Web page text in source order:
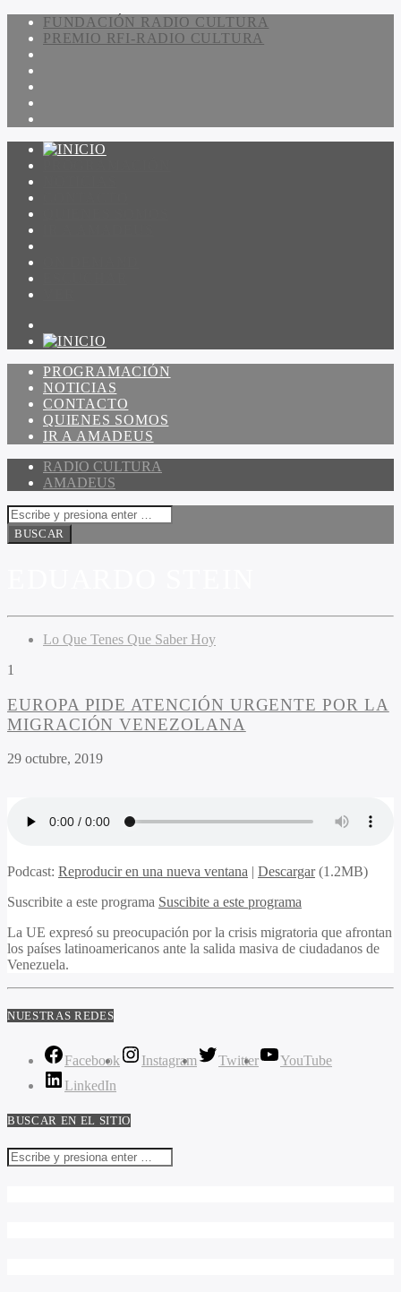
FUNDACIÓN RADIO CULTURA
PREMIO RFI-RADIO CULTURA
PROGRAMACIÓN
NOTICIAS
CONTACTO
QUIENES SOMOS
IR A AMADEUS
RADIO CULTURA
AMADEUS
Lo Que Tenes Que Saber Hoy
1
EUROPA PIDE ATENCIÓN URGENTE POR LA
MIGRACIÓN VENEZOLANA
29 octubre, 2019
Podcast: Reproducir en una nueva ventana | Descargar(1.2MB)
Suscribite a este programa Suscibite a este programa
La UE expresó su preocupación por la crisis migratoria que afrontan
los países latinoamericanos ante la salida masiva de ciudadanos de
Venezuela.
NUESTRAS REDES
Facebook Instagram Twitter
YouTube
LinkedIn
BUSCAR EN EL SITIO